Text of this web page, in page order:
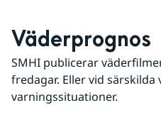
Väderprognos
SMHI publicerar
fredagar. Eller vid särskilda
varningssituationer.